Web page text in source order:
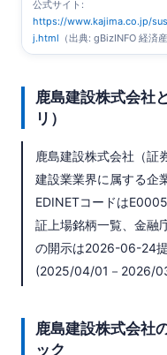
公式サイト:
https://www.kajima.co.jp/
j.html （出典: gBizINFO 経済
鹿島建設株式会社
リ）
鹿島建設株式会社（証
建設業業界に属する企
EDINETコードは
証上場銘柄一覧、金融
の開示は2026-06-24
(2025/04/01－2026/
鹿島建設株式会社
ック